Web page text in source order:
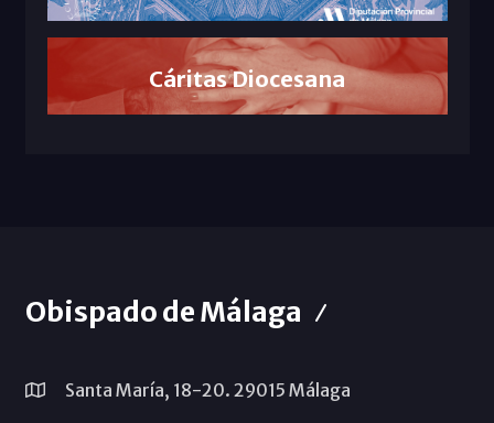
Cáritas Diocesana
Obispado de Málaga
Santa María, 18-20. 29015 Málaga